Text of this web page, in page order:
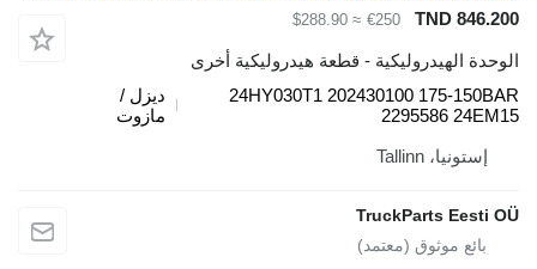
TND 846.200
€250
≈ $288.90
الوحدة الهيدروليكية - قطعة هيدروليكية أخرى
24HY030T1 202430100 175-150BAR
2295586 24EM15
ديزل /
مازوت
إستونيا، Tallinn
TruckParts Eesti OÜ